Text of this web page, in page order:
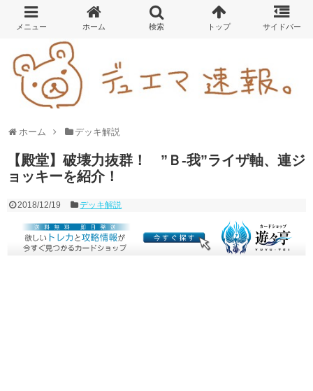
ホーム デッキ解説
【殿堂】破壊力抜群！ ”Ｂ-我”ライザ軸、連ジ
ョッキーを紹介！
2018/12/19 デッキ解説